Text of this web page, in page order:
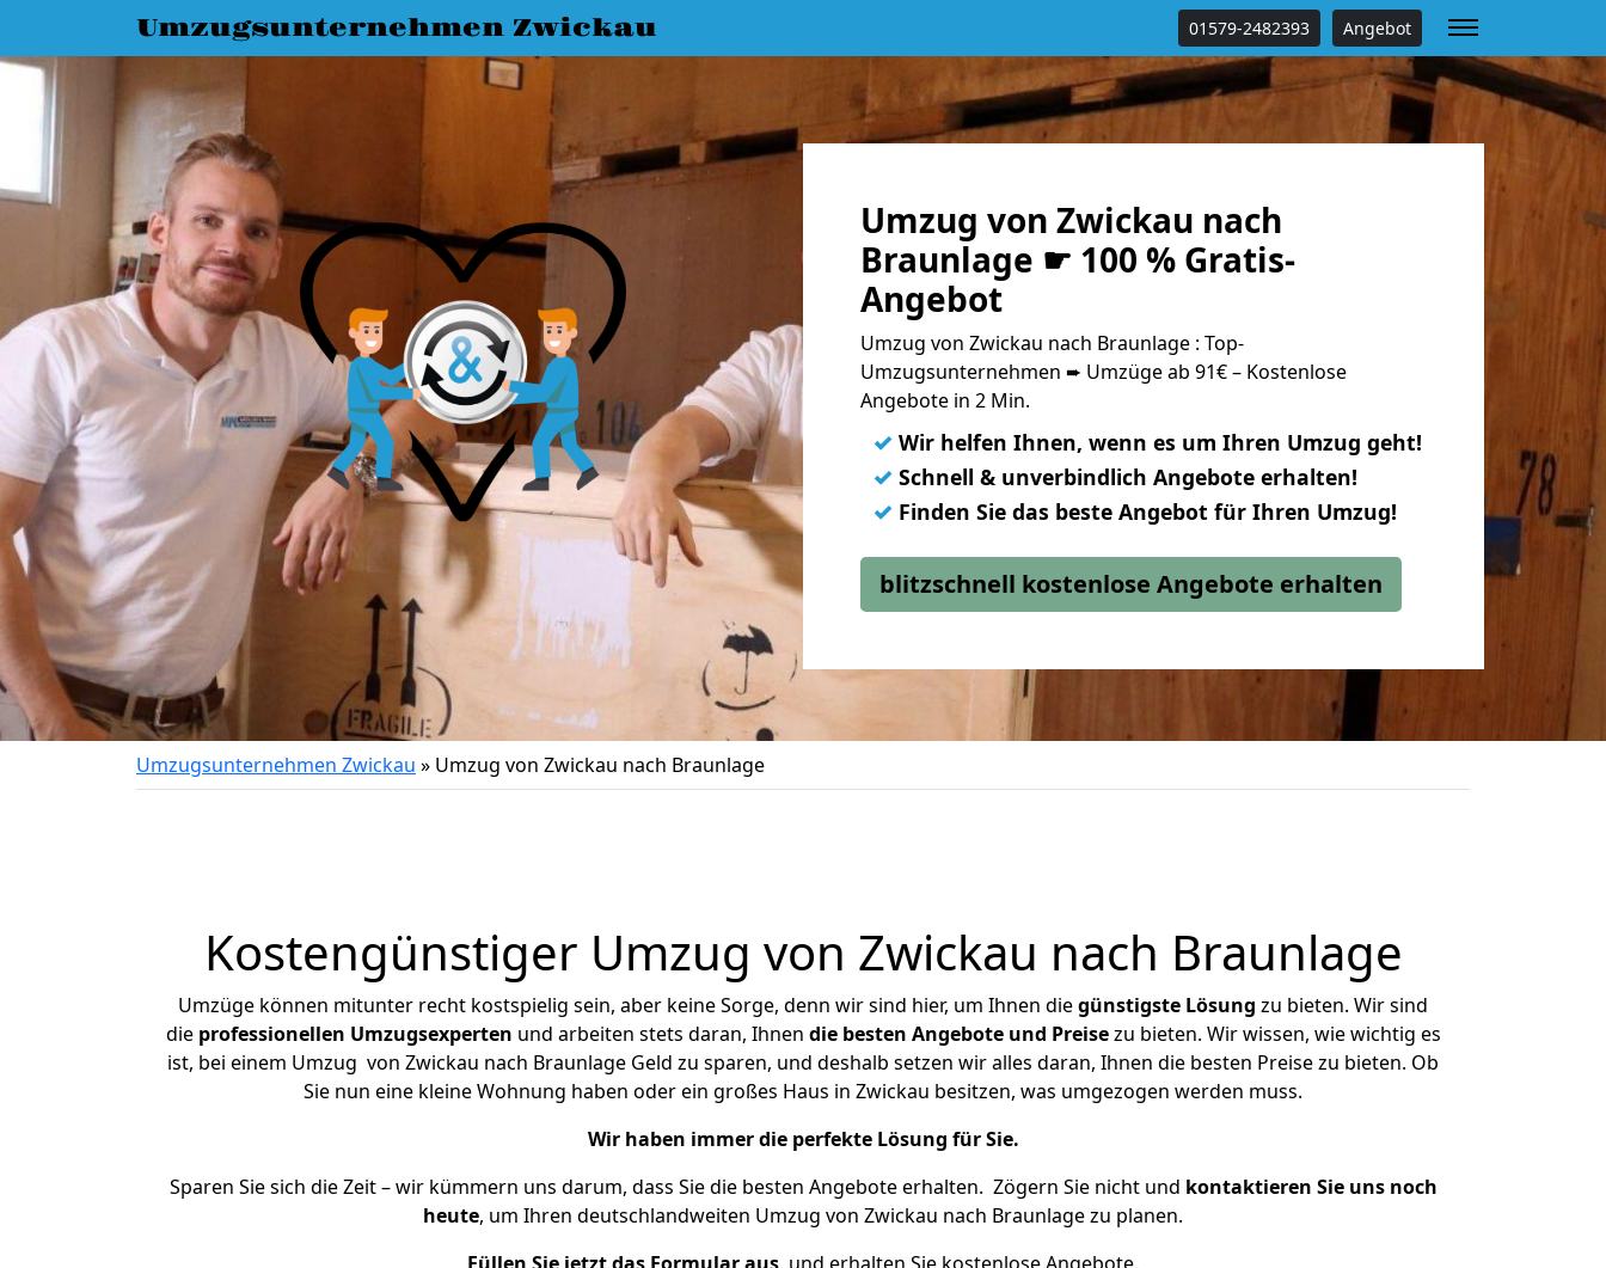
Umzugsunternehmen Zwickau 01579-2482393 Angebot
Umzug von Zwickau nach
Braunlage ☛ 100 % Gratis-
Angebot
Umzug von Zwickau nach Braunlage : Top-
Umzugsunternehmen ➨ Umzüge ab 91€ – Kostenlose
Angebote in 2 Min.
✓ Wir helfen Ihnen, wenn es um Ihren Umzug geht!
✓ Schnell & unverbindlich Angebote erhalten!
✓ Finden Sie das beste Angebot für Ihren Umzug!
blitzschnell kostenlose Angebote erhalten
Umzugsunternehmen Zwickau » Umzug von Zwickau nach Braunlage
Kostengünstiger Umzug von Zwickau nach Braunlage
Umzüge können mitunter recht kostspielig sein, aber keine Sorge, denn wir sind hier, um Ihnen diegünstigste Lösung zu bieten. Wir sind
die professionellen Umzugsexperten und arbeiten stets daran, Ihnen die besten Angebote und Preisezu bieten. Wir wissen, wie wichtig es
ist, bei einem Umzug von Zwickau nach Braunlage Geld zu sparen, und deshalb setzen wir alles daran, Ihnen die besten Preise zu bieten. Ob
Sie nun eine kleine Wohnung haben oder ein großes Haus in Zwickau besitzen, was umgezogen werden muss.
Wir haben immer die perfekte Lösung für Sie.
Sparen Sie sich die Zeit – wir kümmern uns darum, dass Sie die besten Angebote erhalten. Zögern Sie nicht und kontaktieren Sie uns noch
heute, um Ihren deutschlandweiten Umzug von Zwickau nach Braunlage zu planen.